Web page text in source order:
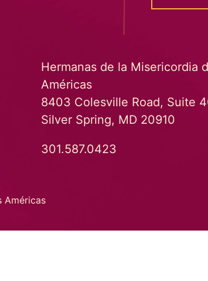
Hermanas de la Misericordia
Américas
8403 Colesville Road, Suite
Silver Spring, MD 20910
301.587.0423
Américas